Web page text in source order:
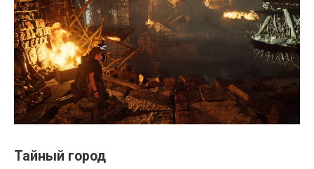
Тайный город